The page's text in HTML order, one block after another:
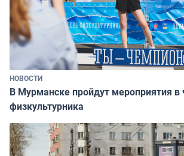
НОВОСТИ
В Мурманске пройдут мероприятия в
физкультурника